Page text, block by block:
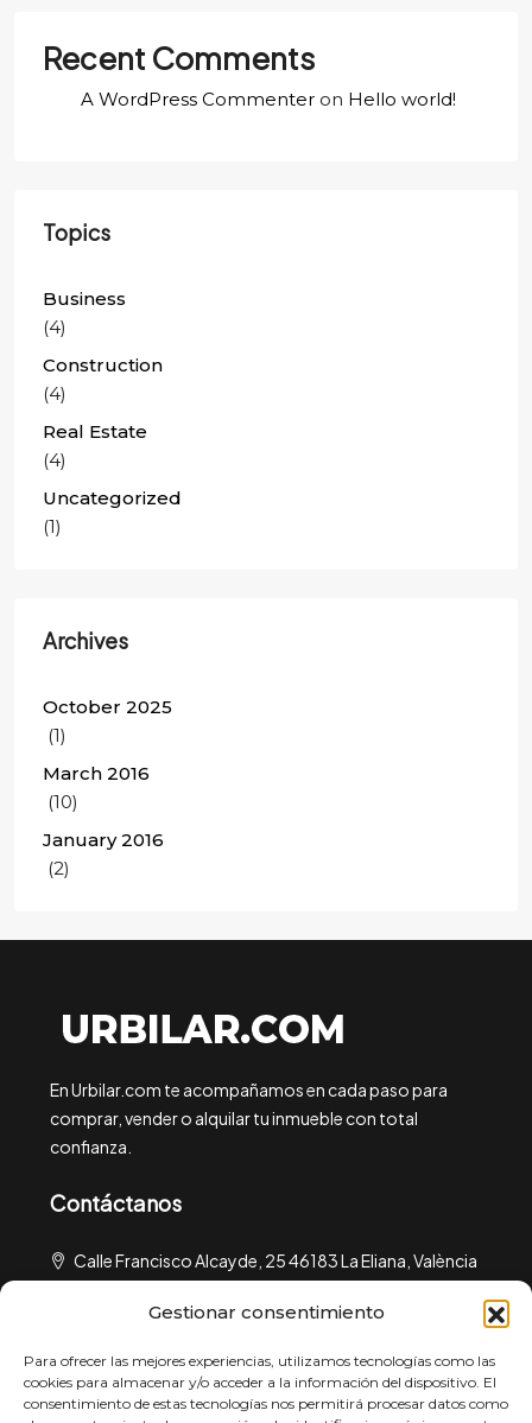
Gestionar consentimiento
Para ofrecer las mejores experiencias, utilizamos tecnologías como las
cookies para almacenar y/o acceder a la información del dispositivo. El
consentimiento de estas tecnologías nos permitirá procesar datos como
Recent Comments
A WordPress Commenter on Hello world!
Topics
Business
(4)
Construction
(4)
Real Estate
(4)
Uncategorized
(1)
Archives
October 2025
(1)
March 2016
(10)
January 2016
(2)
En Urbilar.com te acompañamos en cada paso para
comprar, vender o alquilar tu inmueble con total
confianza.
Contáctanos
Calle Francisco Alcayde, 25 46183 La Eliana, València
Política de Privacidad